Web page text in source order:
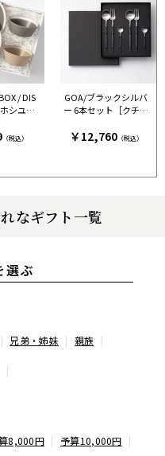
/ DIS
シユミ
イイホ
（税込）
GOA/ブラックシルバ
ー 6本セット［クチポ
￥12,760（税込）
なギフト一覧
選ぶ
兄弟・姉妹 親族
8,000円 予算10,000円